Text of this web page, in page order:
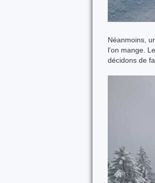
Néanmoins,
l'on mange.
décidons de